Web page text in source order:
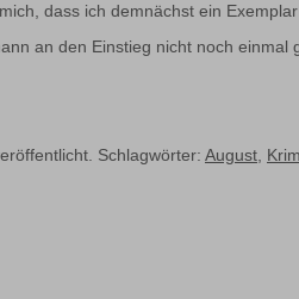
dass ich demnächst ein
an den Einstieg nicht noch einmal
Schlagwörter: August,